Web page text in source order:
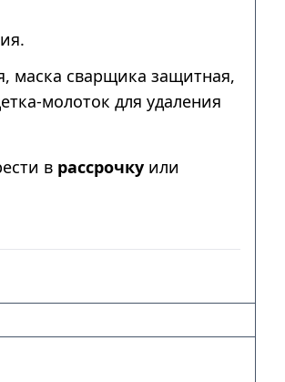
маска сварщика защитная,
молоток для удаления
в рассрочку или